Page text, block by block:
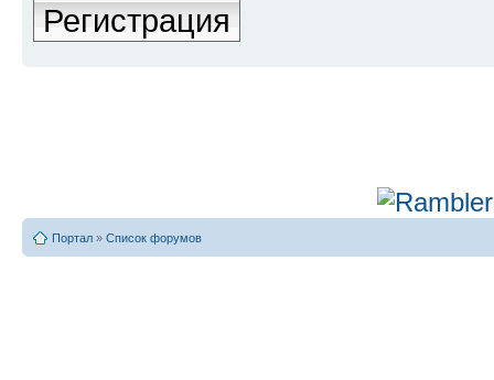
Регистрация
Портал » Список форумов